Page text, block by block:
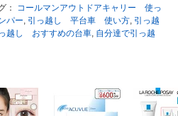
： コールマンアウトドアキャリー 使っ
パー, 引っ越し 平台車 使い方, 引っ越
越し おすすめの台車, 自分達で引っ越